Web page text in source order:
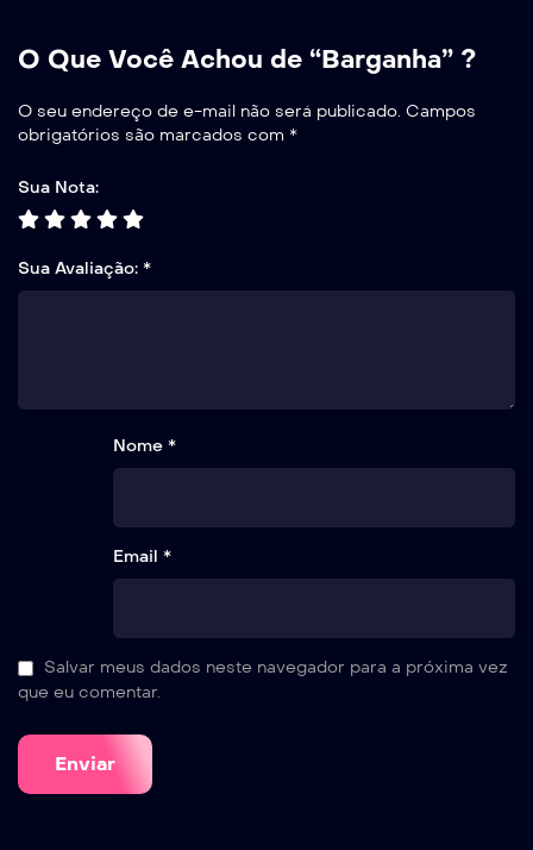
O Que Você Achou de “Barganha” ?
O seu endereço de e-mail não será publicado. Campos
obrigatórios são marcados com *
Sua Nota:
Sua Avaliação: *
Nome *
Email *
Salvar meus dados neste navegador para a próxima vez
que eu comentar.